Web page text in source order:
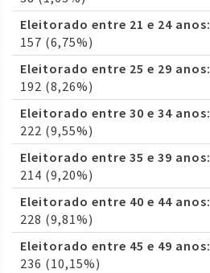
Eleitorado entre 21 e 24 anos:
157 (6,75%)
Eleitorado entre 25 e 29 anos:
192 (8,26%)
Eleitorado entre 30 e 34 anos:
222 (9,55%)
Eleitorado entre 35 e 39 anos:
214 (9,20%)
Eleitorado entre 40 e 44 anos:
228 (9,81%)
Eleitorado entre 45 e 49 anos:
236 (10,15%)